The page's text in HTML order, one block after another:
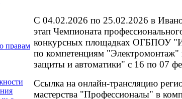
правам
С 04.02.2026 по 25.02.2026 в
этап Чемпионата
конкурсных площадках ОГБПОУ
по компетенциям
защиты и автоматики" с 16 по 07
Ссылка на онлайн-трансляцию
мастерства "Профессионалы" в